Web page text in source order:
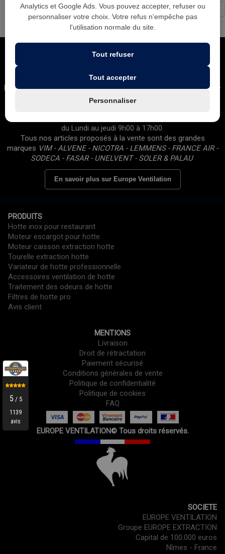
← 1 2 3 4 5 ... 24
Leader national dans la ventilation des cuisines professionnelles •
Plus gros stock d'Europe • Expédition sous 24h • Conseils
équipés • Avis clients 5/5 • Site professionnel (Prix HT) • Ouvert
du Lundi au jeudi 9h00 à 17h00.
Tous nos articles proposés à la vente sont des grandes
marques VIM - ALVENE - NICOTRA - LEMMENS - FRANCE AIR -
SODECA - FASAR - UNELVENT - SOLER & PALAU
En savoir plus sur Europe Ventilation
PRODUITS
Hotte inox pour restaurant
Moteur escargot pour hotte
Moteur caisson extraction hotte
Tourelle extraction hotte
Variateur de hotte professionnelle
Accessoires ventilation de hotte
Traitement des odeurs de hotte
Filtres de hotte pro
Avis client
MENTIONS
Livraison
Droit de rétractation
Paiement sécurisé
Conditions générales de vente
Politique de confidentialité
Politique de cookies
FAQ
EUROPE VENTILATION© Tous droits réservés.
Analytics et Google Ads. Vous pouvez accepter, refuser ou
personnaliser votre choix. Votre refus n'empêche pas
l'utilisation normale du site.
Tout refuser
Tout accepter
Personnaliser
SOCIETE
EUROPE VENTILATION
Groupe EUROPE EXTRACTION
Capital de 100.000 euros
Nîmes - France